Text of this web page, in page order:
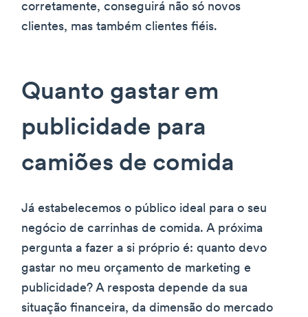
corretamente, conseguirá não só novos
clientes, mas também clientes fiéis.
Quanto gastar em
publicidade para
camiões de comida
Já estabelecemos o público ideal para o seu
negócio de carrinhas de comida. A próxima
pergunta a fazer a si próprio é: quanto devo
gastar no meu orçamento de marketing e
publicidade? A resposta depende da sua
situação financeira, da dimensão do mercado